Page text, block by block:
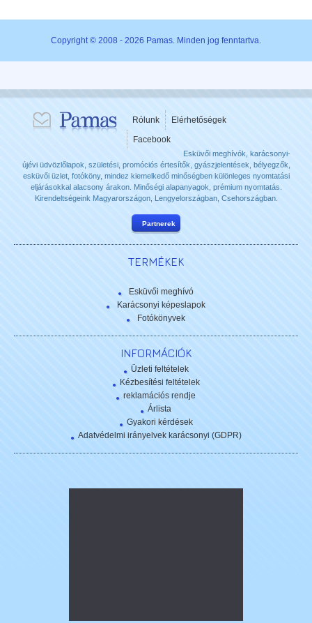
Copyright © 2008 - 2026 Pamas. Minden jog fenntartva.
Rólunk
Elérhetőségek
Facebook
Esküvői meghívók, karácsonyi-
újévi üdvözlőlapok, születési, promóciós értesítők, gyászjelentések, bélyegzők,
esküvői üzlet, fotóköny, mindez kiemelkedő minőségben különleges nyomtatási
eljárásokkal alacsony árakon. Minőségi alapanyagok, prémium nyomtatás.
Kirendeltségeink Magyarországon, Lengyelországban, Csehországban.
Partnerek
TERMÉKEK
Esküvői meghívó
Karácsonyi képeslapok
Fotókönyvek
INFORMÁCIÓK
Üzleti feltételek
Kézbesítési feltételek
reklamációs rendje
Árlista
Gyakori kérdések
Adatvédelmi irányelvek karácsonyi (GDPR)